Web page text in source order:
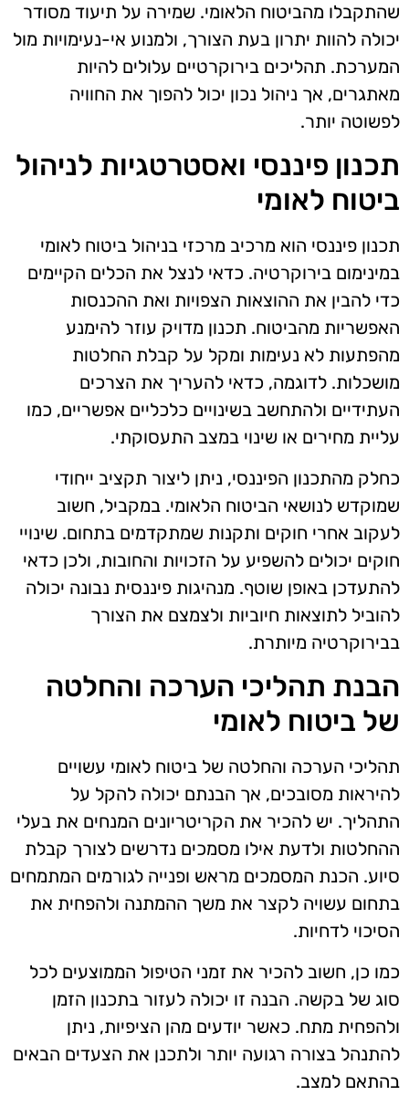
שהתקבלו מהביטוח הלאומי. שמירה על תיעוד מסודר
יכולה להוות יתרון בעת הצורך, ולמנוע אי-נעימויות מול
המערכת. תהליכים בירוקרטיים עלולים להיות
מאתגרים, אך ניהול נכון יכול להפוך את החוויה
לפשוטה יותר.
תכנון פיננסי ואסטרטגיות לניהול
ביטוח לאומי
תכנון פיננסי הוא מרכיב מרכזי בניהול ביטוח לאומי
במינימום בירוקרטיה. כדאי לנצל את הכלים הקיימים
כדי להבין את ההוצאות הצפויות ואת ההכנסות
האפשריות מהביטוח. תכנון מדויק עוזר להימנע
מהפתעות לא נעימות ומקל על קבלת החלטות
מושכלות. לדוגמה, כדאי להעריך את הצרכים
העתידיים ולהתחשב בשינויים כלכליים אפשריים, כמו
עליית מחירים או שינוי במצב התעסוקתי.
כחלק מהתכנון הפיננסי, ניתן ליצור תקציב ייחודי
שמוקדש לנושאי הביטוח הלאומי. במקביל, חשוב
לעקוב אחרי חוקים ותקנות שמתקדמים בתחום. שינויי
חוקים יכולים להשפיע על הזכויות והחובות, ולכן כדאי
להתעדכן באופן שוטף. מנהיגות פיננסית נבונה יכולה
להוביל לתוצאות חיוביות ולצמצם את הצורך
בבירוקרטיה מיותרת.
הבנת תהליכי הערכה והחלטה
של ביטוח לאומי
תהליכי הערכה והחלטה של ביטוח לאומי עשויים
להיראות מסובכים, אך הבנתם יכולה להקל על
התהליך. יש להכיר את הקריטריונים המנחים את בעלי
ההחלטות ולדעת אילו מסמכים נדרשים לצורך קבלת
סיוע. הכנת המסמכים מראש ופנייה לגורמים המתמחים
בתחום עשויה לקצר את משך ההמתנה ולהפחית את
הסיכוי לדחיות.
כמו כן, חשוב להכיר את זמני הטיפול הממוצעים לכל
סוג של בקשה. הבנה זו יכולה לעזור בתכנון הזמן
ולהפחית מתח. כאשר יודעים מהן הציפיות, ניתן
להתנהל בצורה רגועה יותר ולתכנן את הצעדים הבאים
בהתאם למצב.